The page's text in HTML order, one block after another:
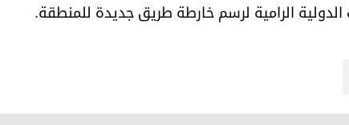
الرامية لرسم خارطة طريق جديدة للمنطقة.